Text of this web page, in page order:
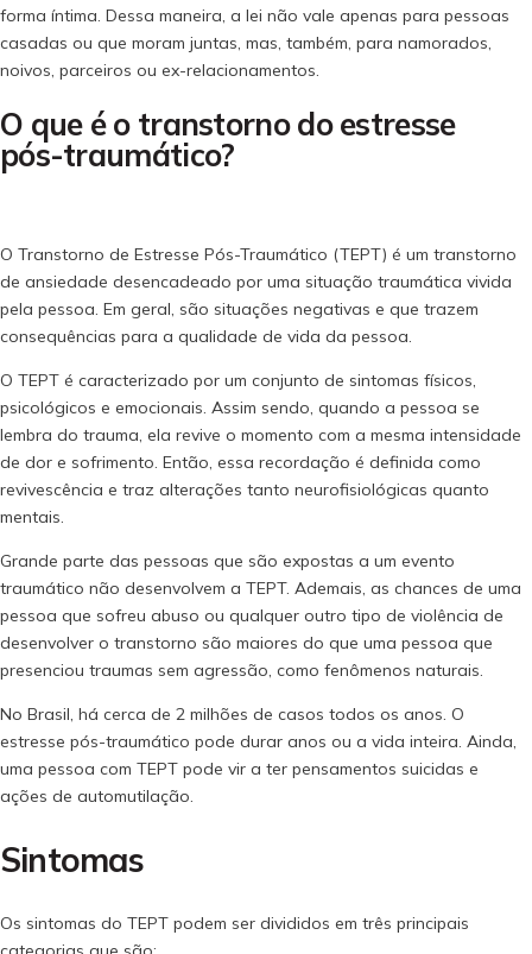
forma íntima. Dessa maneira, a lei não vale apenas para pessoas
casadas ou que moram juntas, mas, também, para namorados,
noivos, parceiros ou ex-relacionamentos.
O que é o transtorno do estresse
pós-traumático?
O Transtorno de Estresse Pós-Traumático (TEPT) é um transtorno
de ansiedade desencadeado por uma situação traumática vivida
pela pessoa. Em geral, são situações negativas e que trazem
consequências para a qualidade de vida da pessoa.
O TEPT é caracterizado por um conjunto de sintomas físicos,
psicológicos e emocionais. Assim sendo, quando a pessoa se
lembra do trauma, ela revive o momento com a mesma intensidade
de dor e sofrimento. Então, essa recordação é definida como
revivescência e traz alterações tanto neurofisiológicas quanto
mentais.
Grande parte das pessoas que são expostas a um evento
traumático não desenvolvem a TEPT. Ademais, as chances de uma
pessoa que sofreu abuso ou qualquer outro tipo de violência de
desenvolver o transtorno são maiores do que uma pessoa que
presenciou traumas sem agressão, como fenômenos naturais.
No Brasil, há cerca de 2 milhões de casos todos os anos. O
estresse pós-traumático pode durar anos ou a vida inteira. Ainda,
uma pessoa com TEPT pode vir a ter pensamentos suicidas e
ações de automutilação.
Sintomas
Os sintomas do TEPT podem ser divididos em três principais